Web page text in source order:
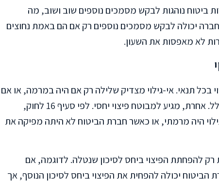
נוהגות לבקש מסמכים נוספים שוב ושוב, מה
יכולה לבקש מסמכים נוספים רק אם הם באמת נחוצים
לא מאפסות את השעון.
בכל תנאי. אי-גילוי מצדיק שלילה רק אם היה במרמה, או אם
החברה לא היתה מנפיקה פוליסה כלל. אחרת, מגיע למבוטח פיצוי יחסי. לפי סעיף 16 לחוק,
היה מרמתי, או כאשר חברת הביטוח לא היתה מפיקה את
להפחתת הפיצוי ביחס לסיכון שנטלה. לדוגמה, אם
יכולה להפחית את הפיצוי ביחס לסיכון הנוסף, אך